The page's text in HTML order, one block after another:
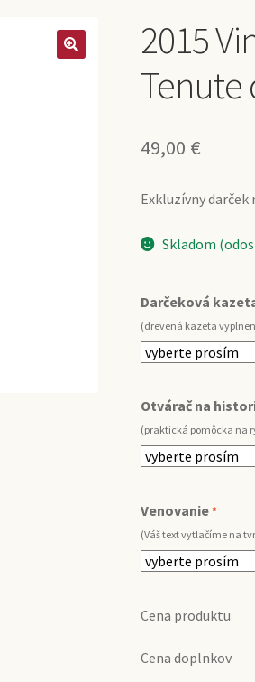
2015
Tenute
49,00 €
Exkluzívny darček
Skladom
Darčeková
(drevená kazeta
Otvárač na
(praktická pomôcka na
Venovanie*
(Váš text vytlačíme na
Cena produktu
Cena doplnkov